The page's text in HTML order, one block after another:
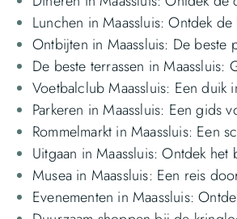
Lunchen in Maassluis: Ontdek
Ontbijten in Maassluis: De beste
De beste terrassen in
Voetbalclub Maassluis: Een duik
Parkeren in Maassluis: Een gids
Rommelmarkt in Maassluis: Een
Uitgaan in Maassluis: Ontdek het
Musea in Maassluis: Een reis
Evenementen in Maassluis: